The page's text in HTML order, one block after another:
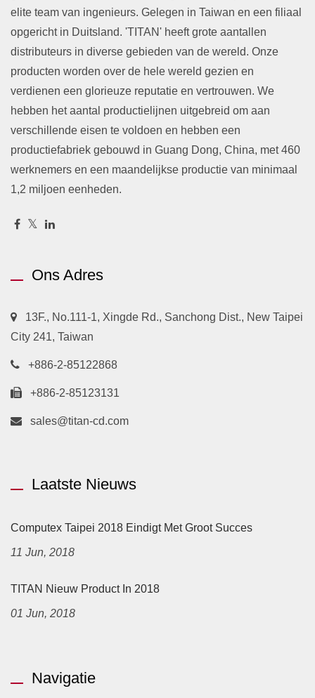
elite team van ingenieurs. Gelegen in Taiwan en een filiaal
opgericht in Duitsland. 'TITAN' heeft grote aantallen
distributeurs in diverse gebieden van de wereld. Onze
producten worden over de hele wereld gezien en
verdienen een glorieuze reputatie en vertrouwen. We
hebben het aantal productielijnen uitgebreid om aan
verschillende eisen te voldoen en hebben een
productiefabriek gebouwd in Guang Dong, China, met 460
werknemers en een maandelijkse productie van minimaal
1,2 miljoen eenheden.
Ons Adres
13F., No.111-1, Xingde Rd., Sanchong Dist., New Taipei
City 241, Taiwan
+886-2-85122868
+886-2-85123131
sales@titan-cd.com
Laatste Nieuws
Computex Taipei 2018 Eindigt Met Groot Succes
11 Jun, 2018
TITAN Nieuw Product In 2018
01 Jun, 2018
Navigatie